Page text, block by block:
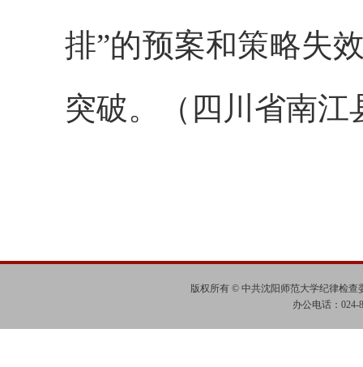
排”的预案和策略失
突破。（四川省南江
版权所有 © 中共沈阳师范大学纪律检
办公电话：024-